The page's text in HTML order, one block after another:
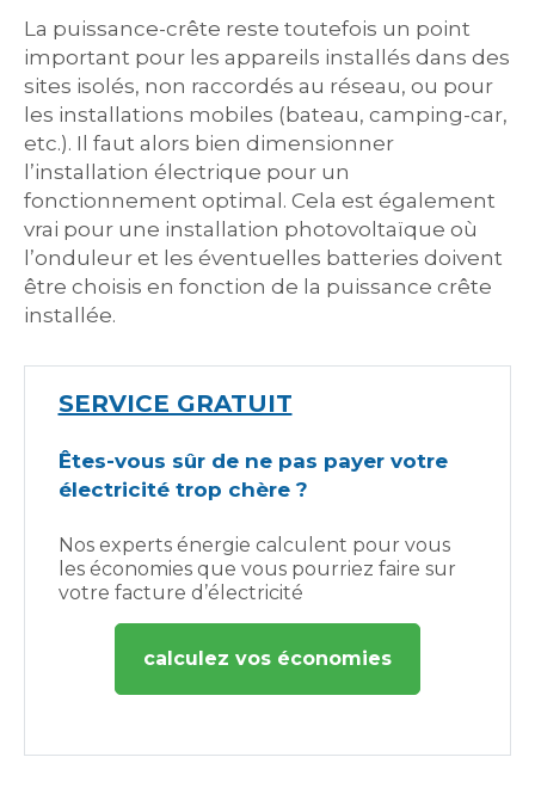
La puissance-crête reste toutefois un point
important pour les appareils installés dans des
sites isolés, non raccordés au réseau, ou pour
les installations mobiles (bateau, camping-car,
etc.). Il faut alors bien dimensionner
l’installation électrique pour un
fonctionnement optimal. Cela est également
vrai pour une installation photovoltaïque où
l’onduleur et les éventuelles batteries doivent
être choisis en fonction de la puissance crête
installée.
SERVICE GRATUIT
Êtes-vous sûr de ne pas payer votre
électricité trop chère ?
Nos experts énergie calculent pour vous
les économies que vous pourriez faire sur
votre facture d’électricité
calculez vos économies